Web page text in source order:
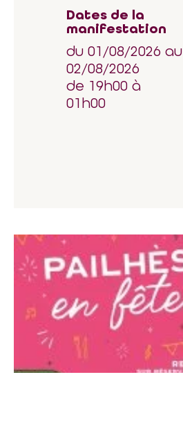
Dates de la
manifestation
du 01/08/2026 au
02/08/2026
de 19h00 à
01h00